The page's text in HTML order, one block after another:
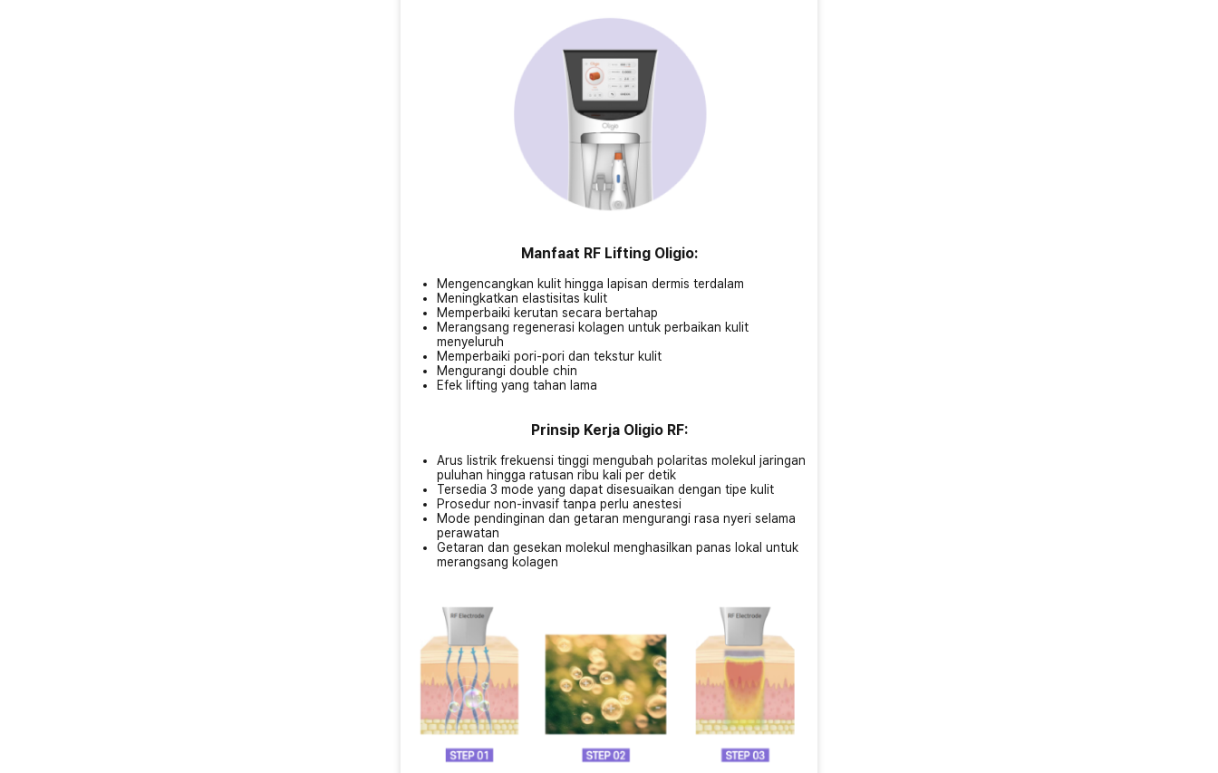
Manfaat RF Lifting Oligio:
Mengencangkan kulit hingga lapisan dermis terdalam
Meningkatkan elastisitas kulit
Memperbaiki kerutan secara bertahap
Merangsang regenerasi kolagen untuk perbaikan kulit
menyeluruh
Memperbaiki pori-pori dan tekstur kulit
Mengurangi double chin
Efek lifting yang tahan lama
Prinsip Kerja Oligio RF:
Arus listrik frekuensi tinggi mengubah polaritas molekul jaringan
puluhan hingga ratusan ribu kali per detik
Tersedia 3 mode yang dapat disesuaikan dengan tipe kulit
Prosedur non-invasif tanpa perlu anestesi
Mode pendinginan dan getaran mengurangi rasa nyeri selama
perawatan
Getaran dan gesekan molekul menghasilkan panas lokal untuk
merangsang kolagen